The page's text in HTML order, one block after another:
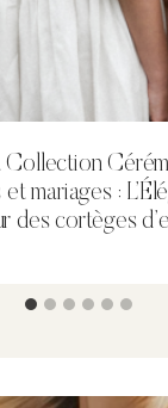
Collection
mariages :
des cortèges